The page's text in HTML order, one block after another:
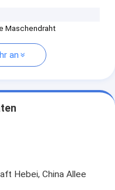
Maschendraht
an
Hebei, China Allee